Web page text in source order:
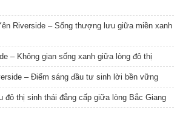
Riverside – Sống thượng lưu giữa miền xanh
– Không gian sống xanh giữa lòng đô thị
– Điểm sáng đầu tư sinh lời bền vững
đô thị sinh thái đẳng cấp giữa lòng Bắc Giang